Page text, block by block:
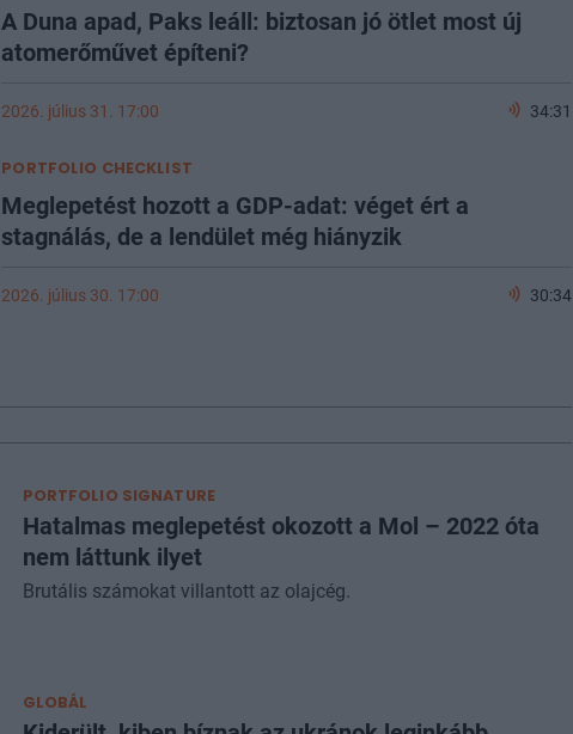
A Duna apad, Paks leáll: biztosan jó ötlet most új
atomerőművet építeni?
2026. július 31. 17:00 34:31
PORTFOLIO CHECKLIST
Meglepetést hozott a GDP-adat: véget ért a
stagnálás, de a lendület még hiányzik
2026. július 30. 17:00 30:34
PORTFOLIO SIGNATURE
Hatalmas meglepetést okozott a Mol – 2022 óta
nem láttunk ilyet
Brutális számokat villantott az olajcég.
GLOBÁL